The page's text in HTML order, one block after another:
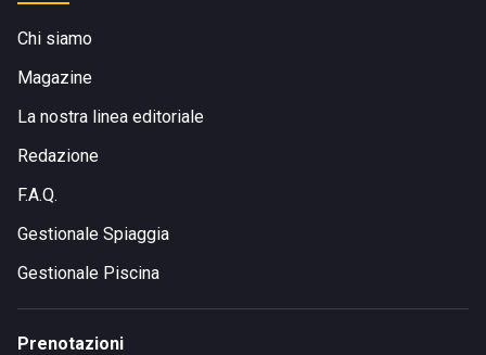
Chi siamo
Magazine
La nostra linea editoriale
Redazione
F.A.Q.
Gestionale Spiaggia
Gestionale Piscina
Prenotazioni